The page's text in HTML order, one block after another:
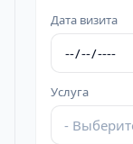
Дата визита
Услуга
-